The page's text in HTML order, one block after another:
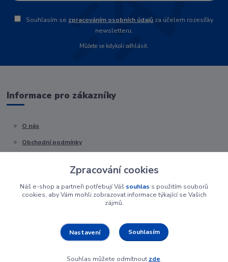
Souhlasím se zpracováním osobních údajů za účelem rozesílky
newsletteru.
Můžete se kdykoli odhlásit.
Informace pro zákazníky
O nás
Obchodní podmínky
Zpracování cookies
Náš e-shop a partneři potřebují Váš souhlas s použitím souborů
cookies, aby Vám mohli zobrazovat informace týkající se Vašich
zájmů.
Nastavení Souhlasím
Souhlas můžete odmítnout zde.